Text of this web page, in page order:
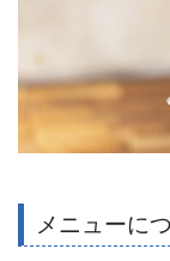
メニューに